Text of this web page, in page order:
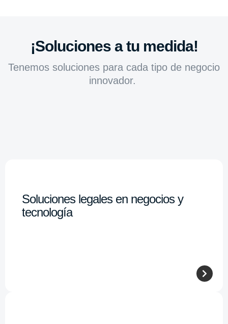
¡Soluciones a tu medida!
Tenemos soluciones para cada tipo de negocio
innovador.
Soluciones legales en negocios y
tecnología